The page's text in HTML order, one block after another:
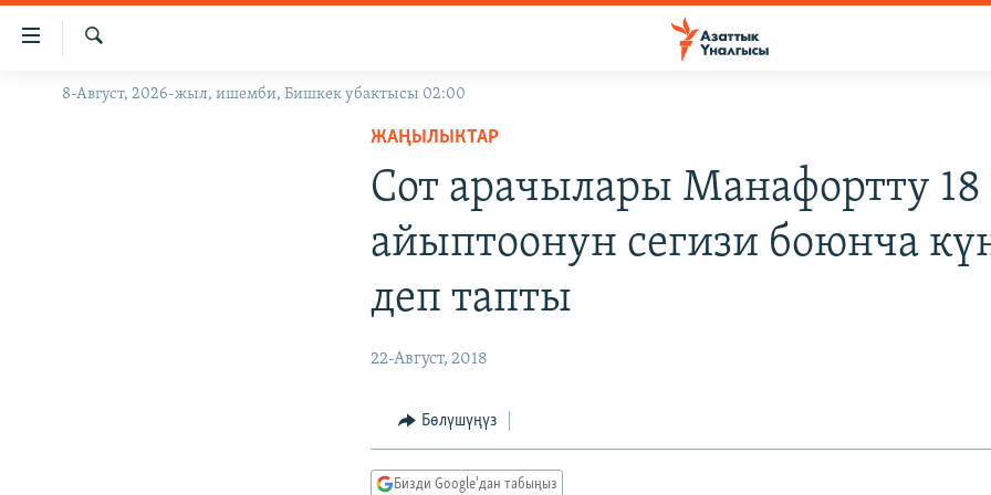
Линктер
Мазмунга
Навигацияга
ЖАҢЫЛЫКТАР
Издөө
8-Август, 2026-жыл, ишемби, Бишкек убактысы 02:00
ЖАҢЫЛЫКТАР
Сот арачылары Манафортту 18
айыптоонун сегизи боюнча
деп тапты
22-Август, 2018
Бөлүшүңүз
Бизди Google'дан табыңыз